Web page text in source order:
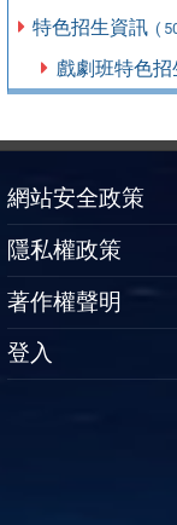
特色招生資訊 (
戲劇班特色
網站安全政策
隱私權政策
著作權聲明
登入